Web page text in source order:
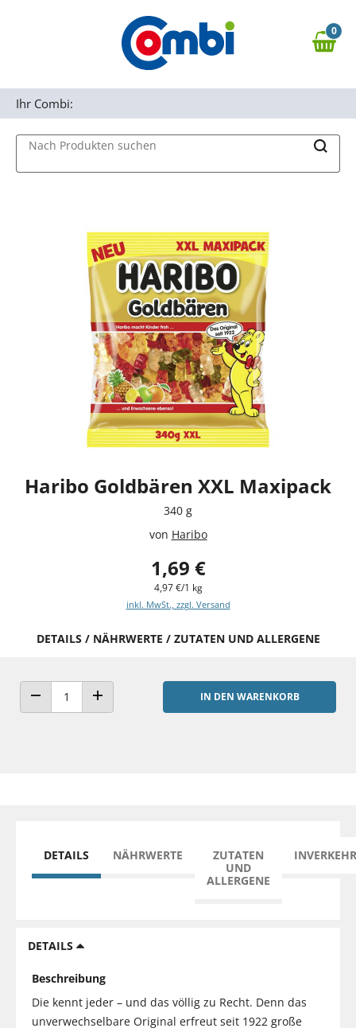
Zur Navigation springen
0,00 €
0
Nach Produkten suchen
Ihr Combi:
Haribo Goldbären XXL Maxipack
340 g
von Haribo
1,69 €
4,97 €/1 kg
inkl. MwSt., zzgl. Versand
DETAILS / NÄHRWERTE / ZUTATEN UND ALLERGENE
ANZAHL VERRINGERNANZAHL ERHÖHEN
IN DEN WARENKORB
DETAILS NÄHRWERTE
ZUTATEN
UND
ALLERGENE
DETAILS
Beschreibung
Die kennt jeder – und das völlig zu Recht. Denn das
unverwechselbare Original erfreut seit 1922 große